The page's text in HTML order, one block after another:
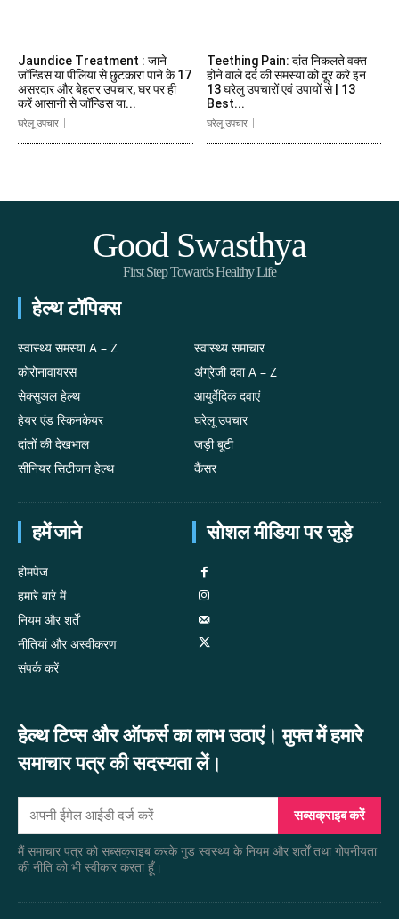
Jaundice Treatment : जाने
जॉन्डिस या पीलिया से छुटकारा पाने के 17
असरदार और बेहतर उपचार, घर पर ही
करें आसानी से जॉन्डिस या...
घरेलू उपचार
Teething Pain: दांत निकलते वक्त
होने वाले दर्द की समस्या को दूर करे इन
13 घरेलु उपचारों एवं उपायों से | 13
Best...
घरेलू उपचार
Good Swasthya
First Step Towards Healthy Life
हेल्थ टॉपिक्स
स्वास्थ्य समस्या A – Z
कोरोनावायरस
सेक्सुअल हेल्थ
हेयर एंड स्किनकेयर
दांतों की देखभाल
सीनियर सिटीजन हेल्थ
स्वास्थ्य समाचार
अंग्रेजी दवा A – Z
आयुर्वेदिक दवाएं
घरेलू उपचार
जड़ी बूटी
कैंसर
हमें जाने
होमपेज
हमारे बारे में
नियम और शर्तें
नीतियां और अस्वीकरण
संपर्क करें
सोशल मीडिया पर जुड़े
हेल्थ टिप्स और ऑफर्स का लाभ उठाएं। मुफ्त में हमारे
समाचार पत्र की सदस्यता लें।
सब्सक्राइब करें
मैं समाचार पत्र को सब्सक्राइब करके गुड स्वस्थ्य के नियम और शर्तों तथा गोपनीयता
की नीति को भी स्वीकार करता हूँ।